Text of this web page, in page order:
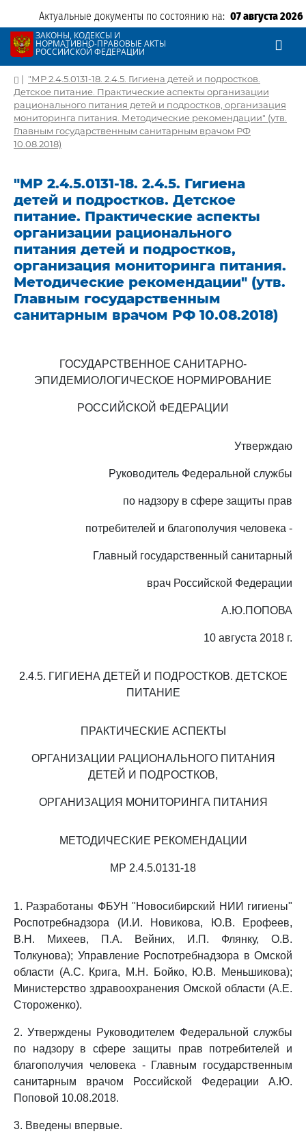
Актуальные документы по состоянию на: 07 августа 2026
ЗАКОНЫ, КОДЕКСЫ И
НОРМАТИВНО-ПРАВОВЫЕ АКТЫ
РОССИЙСКОЙ ФЕДЕРАЦИИ
| "МР 2.4.5.0131-18. 2.4.5. Гигиена детей и подростков.
Детское питание. Практические аспекты организации
рационального питания детей и подростков, организация
мониторинга питания. Методические рекомендации" (утв.
Главным государственным санитарным врачом РФ
10.08.2018)
"МР 2.4.5.0131-18. 2.4.5. Гигиена
детей и подростков. Детское
питание. Практические аспекты
организации рационального
питания детей и подростков,
организация мониторинга питания.
Методические рекомендации" (утв.
Главным государственным
санитарным врачом РФ 10.08.2018)
ГОСУДАРСТВЕННОЕ САНИТАРНО-
ЭПИДЕМИОЛОГИЧЕСКОЕ НОРМИРОВАНИЕ
РОССИЙСКОЙ ФЕДЕРАЦИИ
Утверждаю
Руководитель Федеральной службы
по надзору в сфере защиты прав
потребителей и благополучия человека -
Главный государственный санитарный
врач Российской Федерации
А.Ю.ПОПОВА
10 августа 2018 г.
2.4.5. ГИГИЕНА ДЕТЕЙ И ПОДРОСТКОВ. ДЕТСКОЕ
ПИТАНИЕ
ПРАКТИЧЕСКИЕ АСПЕКТЫ
ОРГАНИЗАЦИИ РАЦИОНАЛЬНОГО ПИТАНИЯ
ДЕТЕЙ И ПОДРОСТКОВ,
ОРГАНИЗАЦИЯ МОНИТОРИНГА ПИТАНИЯ
МЕТОДИЧЕСКИЕ РЕКОМЕНДАЦИИ
МР 2.4.5.0131-18
1. Разработаны ФБУН "Новосибирский НИИ гигиены"
Роспотребнадзора (И.И. Новикова, Ю.В. Ерофеев,
В.Н. Михеев, П.А. Вейних, И.П. Флянку, О.В.
Толкунова); Управление Роспотребнадзора в Омской
области (А.С. Крига, М.Н. Бойко, Ю.В. Меньшикова);
Министерство здравоохранения Омской области (А.Е.
Стороженко).
2. Утверждены Руководителем Федеральной службы
по надзору в сфере защиты прав потребителей и
благополучия человека - Главным государственным
санитарным врачом Российской Федерации А.Ю.
Поповой 10.08.2018.
3. Введены впервые.